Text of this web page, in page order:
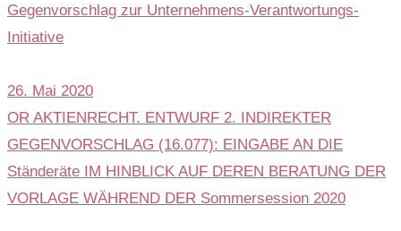
Gegenvorschlag zur Unternehmens-Verantwortungs-
Initiative
26. Mai 2020
OR AKTIENRECHT. ENTWURF 2. INDIREKTER
GEGENVORSCHLAG (16.077): EINGABE AN DIE
Ständeräte IM HINBLICK AUF DEREN BERATUNG DER
VORLAGE WÄHREND DER Sommersession 2020